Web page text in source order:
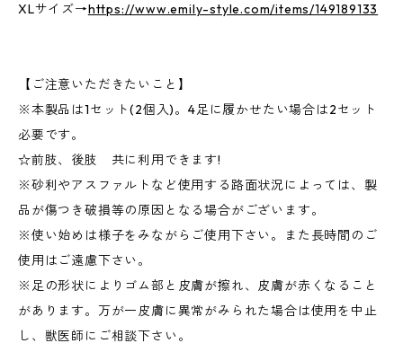
XLサイズ→https://www.emily-style.com/items/149189133
【ご注意いただきたいこと】
※本製品は1セット(2個入)。4足に履かせたい場合は2セット
必要です。
☆前肢、後肢 共に利用できます!
※砂利やアスファルトなど使用する路面状況によっては、製
品が傷つき破損等の原因となる場合がございます。
※使い始めは様子をみながらご使用下さい。また長時間のご
使用はご遠慮下さい。
※足の形状によりゴム部と皮膚が擦れ、皮膚が赤くなること
があります。万が一皮膚に異常がみられた場合は使用を中止
し、獣医師にご相談下さい。